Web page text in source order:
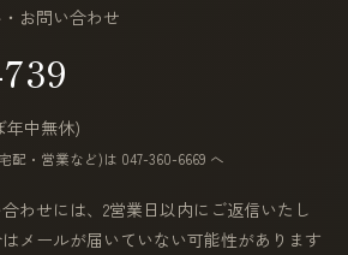
お問い合わせ
年中無休)
・営業など)は 047-360-6669 へ
わせには、2営業日以内にご返信いたし
メールが届いていない可能性があります